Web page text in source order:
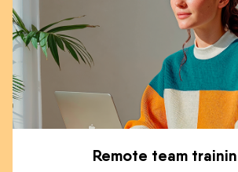
Remote team